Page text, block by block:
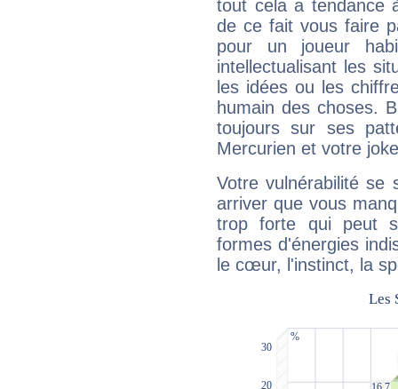
tout cela a tendance
de ce fait vous faire
pour un joueur
intellectualisant les
les idées ou les
humain des choses.
toujours sur ses
Mercurien et votre
Votre vulnérabilité se
arriver que vous
trop forte qui peut
formes d'énergies
le cœur, l'instinct, la